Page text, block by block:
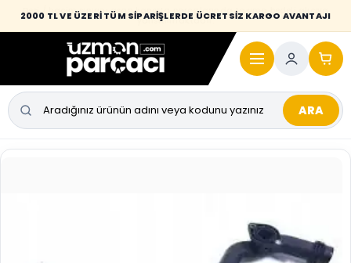
2000 TL VE ÜZERİ TÜM SİPARİŞLERDE ÜCRETSİZ KARGO AVANTAJI
Desi / hacim sınırını aşan kaporta parçalarında taşıma bedeli alıcıya
yansıtılmaktadır.
ARA